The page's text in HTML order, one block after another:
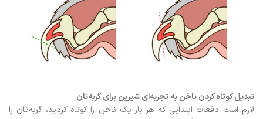
تبدیل کوتاه ‌کردن ناخن به تجربه‌ای شیرین برای گربه‌تان
لازم است دفعات ابتدایی که هر بار یک ناخن را کوتاه کردید، گربه‌تان را